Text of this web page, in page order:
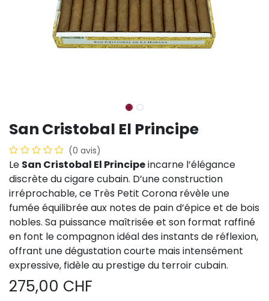
San Cristobal El Principe
(0 avis)
Le San Cristobal El Principeincarne l’élégance
discrète du cigare cubain. D’une construction
irréprochable, ce Très Petit Corona révèle une
fumée équilibrée aux notes de pain d’épice et de bois
nobles. Sa puissance maîtrisée et son format raffiné
en font le compagnon idéal des instants de réflexion,
offrant une dégustation courte mais intensément
expressive, fidèle au prestige du terroir cubain.
275,00 CHF